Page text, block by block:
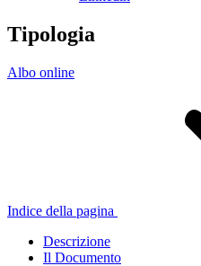
Tipologia
Albo online
Indice della pagina
Descrizione
Il Documento